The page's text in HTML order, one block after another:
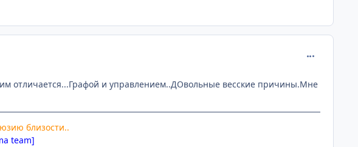
отличается...Графой и управлением..ДОвольные весские причины.Мне
близости..
team]